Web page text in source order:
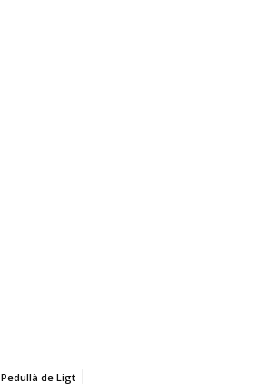
Pedullà de Ligt